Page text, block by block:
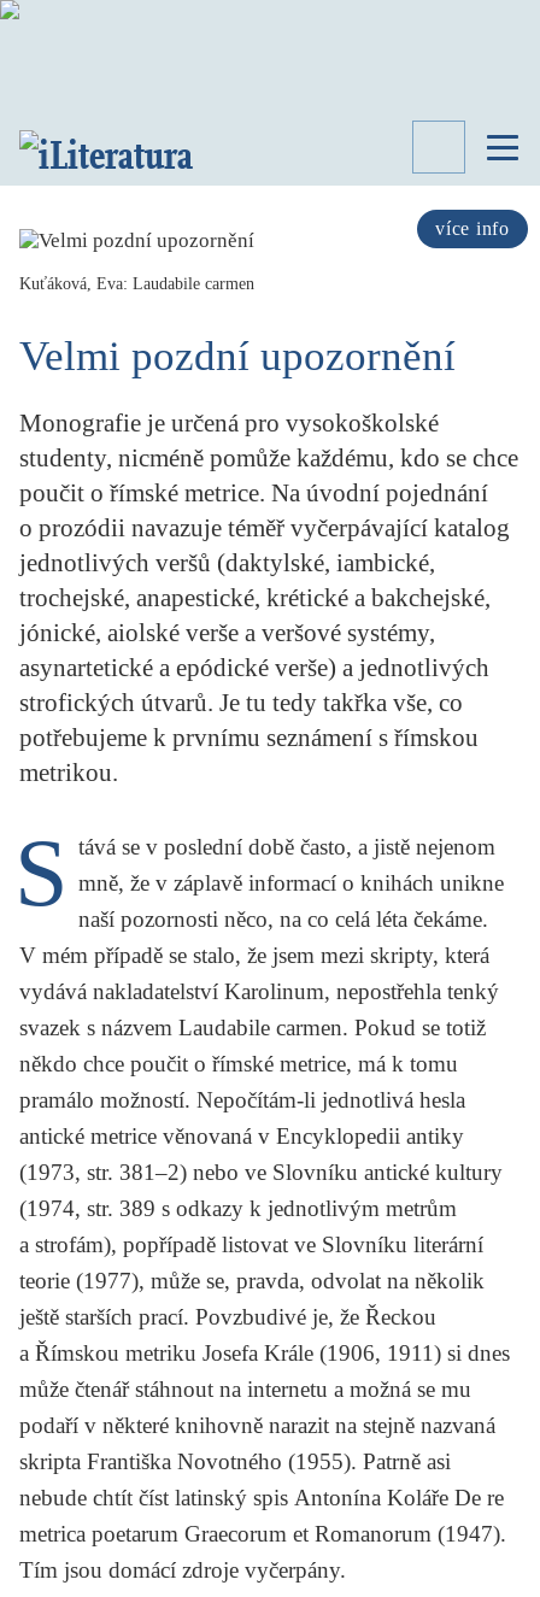
více info
SPISOVATELÉ
KNIHY
LITERATURY
KATEGORIE
STUDIE
PORTRÉT
KRITIKA PŘEKLADU
UKÁZKA
SLOUPEK
Kuťáková, Eva: Laudabile carmen
Velmi pozdní upozornění
Monografie je určená pro vysokoškolské
studenty, nicméně pomůže každému, kdo se chce
poučit o římské metrice. Na úvodní pojednání
o prozódii navazuje téměř vyčerpávající katalog
jednotlivých veršů (daktylské, iambické,
trochejské, anapestické, krétické a bakchejské,
jónické, aiolské verše a veršové systémy,
asynartetické a epódické verše) a jednotlivých
strofických útvarů. Je tu tedy takřka vše, co
potřebujeme k prvnímu seznámení s římskou
metrikou.
S
tává se v poslední době často, a jistě nejenom
mně, že v záplavě informací o knihách unikne
naší pozornosti něco, na co celá léta čekáme.
V mém případě se stalo, že jsem mezi skripty, která
vydává nakladatelství Karolinum, nepostřehla tenký
svazek s názvem Laudabile carmen. Pokud se totiž
někdo chce poučit o římské metrice, má k tomu
pramálo možností. Nepočítám-li jednotlivá hesla
antické metrice věnovaná v Encyklopedii antiky
(1973, str. 381–2) nebo ve Slovníku antické kultury
(1974, str. 389 s odkazy k jednotlivým metrům
a strofám), popřípadě listovat ve Slovníku literární
teorie (1977), může se, pravda, odvolat na několik
ještě starších prací. Povzbudivé je, že Řeckou
a Římskou metriku Josefa Krále (1906, 1911) si dnes
může čtenář stáhnout na internetu a možná se mu
podaří v některé knihovně narazit na stejně nazvaná
skripta Františka Novotného (1955). Patrně asi
nebude chtít číst latinský spis Antonína Koláře De re
metrica poetarum Graecorum et Romanorum (1947).
Tím jsou domácí zdroje vyčerpány.